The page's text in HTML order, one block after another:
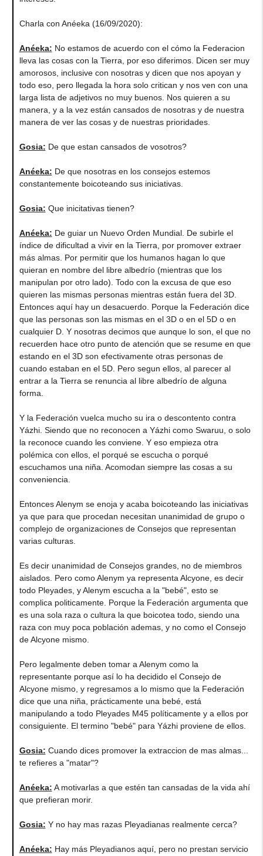
Charla con Anéeka (16/09/2020):
Anéeka: No estamos de acuerdo con el cómo la Federacion
lleva las cosas con la Tierra, por eso diferimos. Dicen ser muy
amorosos, inclusive con nosotras y dicen que nos apoyan y
todo eso, pero llegada la hora solo critican y nos ven con una
larga lista de adjetivos no muy buenos. Nos quieren a su
manera, y a la vez están cansados de nosotras y de nuestra
manera de ver las cosas y de nuestras prioridades.
Gosia: De que estan cansados de vosotros?
Anéeka: De que nosotras en los consejos estemos
constantemente boicoteando sus iniciativas.
Gosia: Que inicitativas tienen?
Anéeka: De guiar un Nuevo Orden Mundial. De subirle el
índice de dificultad a vivir en la Tierra, por promover extraer
más almas. Por permitir que los humanos hagan lo que
quieran en nombre del libre albedrío (mientras que los
manipulan por otro lado). Todo con la excusa de que eso
quieren las mismas personas mientras están fuera del 3D.
Entonces aquí hay un desacuerdo. Porque la Federación dice
que las personas son las mismas en el 3D o en el 5D o en
cualquier D. Y nosotras decimos que aunque lo son, el que no
recuerden hace otro punto de atención que se resume en que
estando en el 3D son efectivamente otras personas de
cuando estaban en el 5D. Pero segun ellos, al parecer al
entrar a la Tierra se renuncia al libre albedrío de alguna
forma.
Y la Federación vuelca mucho su ira o descontento contra
Yázhi. Siendo que no reconocen a Yázhi como Swaruu, o solo
la reconoce cuando les conviene. Y eso empieza otra
polémica con ellos, el porqué se escucha o porqué
escuchamos una niña. Acomodan siempre las cosas a su
conveniencia.
Entonces Alenym se enoja y acaba boicoteando las iniciativas
ya que para que procedan necesitan unanimidad de grupo o
complejo de organizaciones de Consejos que representan
varias culturas.
Es decir unanimidad de Consejos grandes, no de miembros
aislados. Pero como Alenym ya representa Alcyone, es decir
todo Pleyades, y Alenym escucha a la "bebé", esto se
complica politicamente. Porque la Federación argumenta que
es una sola raza o cultura la que boicotea todo, siendo una
raza con muy poca población ademas, y no como el Consejo
de Alcyone mismo.
Pero legalmente deben tomar a Alenym como la
representante porque así lo ha decidido el Consejo de
Alcyone mismo, y regresamos a lo mismo que la Federación
dice que una niña, prácticamente una bebé, está
manipulando a todo Pleyades M45 políticamente y a ellos por
consiguiente. El termino "bebé" para Yázhi proviene de ellos.
Gosia: Cuando dices promover la extraccion de mas almas...
te refieres a "matar"?
Anéeka: A motivarlas a que estén tan cansadas de la vida ahí
que prefieran morir.
Gosia: Y no hay mas razas Pleyadianas realmente cerca?
Anéeka: Hay más Pleyadianos aquí, pero no prestan servicio